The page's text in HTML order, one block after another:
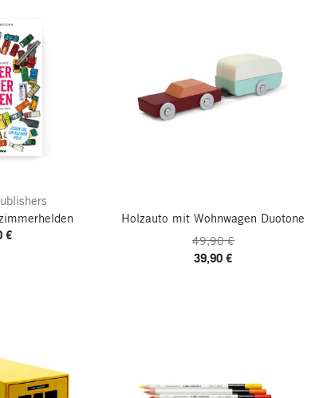
€
Holzauto mit Wohnwagen Duotone
49,90 €
39,90 €